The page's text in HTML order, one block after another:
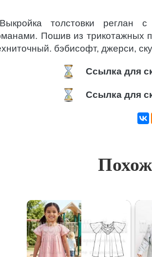
Выкройка толстовки реглан
Пошив из трикотажных
бэбисофт, джерси,
Ссылка для
Ссылка для